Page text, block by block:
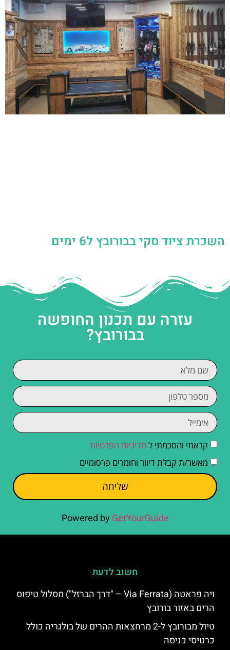
השכרת ציוד סקי בבורובץ ל6 ימים
עזרה עם תכנון החופשה
בבורובץ?
קראתי והסכמתי ל מדיניות הפרטיות
מאשר/ת קבלת דיוור וחומרים פרסומיים
שליחה
Powered by GetYourGuide
חשוב לדעת
ויה פראטה (Via Ferrata – "דרך הברזל") מסלול טיפוס
הרים באזור בורובץ
טיול מבורובץ ל-2 מרחצאות ההרים של בולגריה כולל
כרטיסי כניסה